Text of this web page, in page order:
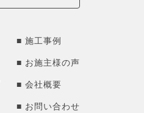
施工事例
お施主様の声
会社概要
お問い合わせ